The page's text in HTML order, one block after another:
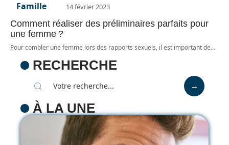
Famille 14 février 2023
Comment réaliser des préliminaires parfaits pour
une femme ?
Pour combler une femme lors des rapports sexuels, il est important de…
RECHERCHE
À LA UNE